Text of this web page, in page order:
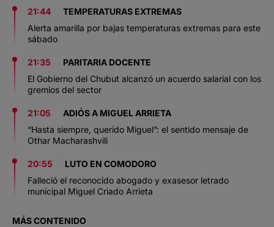
21:44
TEMPERATURAS EXTREMAS
Alerta amarilla por bajas temperaturas extremas para este
sábado
21:35
PARITARIA DOCENTE
El Gobierno del Chubut alcanzó un acuerdo salarial con los
gremios del sector
21:05
ADIÓS A MIGUEL ARRIETA
“Hasta siempre, querido Miguel”: el sentido mensaje de
Othar Macharashvili
20:55
LUTO EN COMODORO
Falleció el reconocido abogado y exasesor letrado
municipal Miguel Criado Arrieta
MÁS CONTENIDO